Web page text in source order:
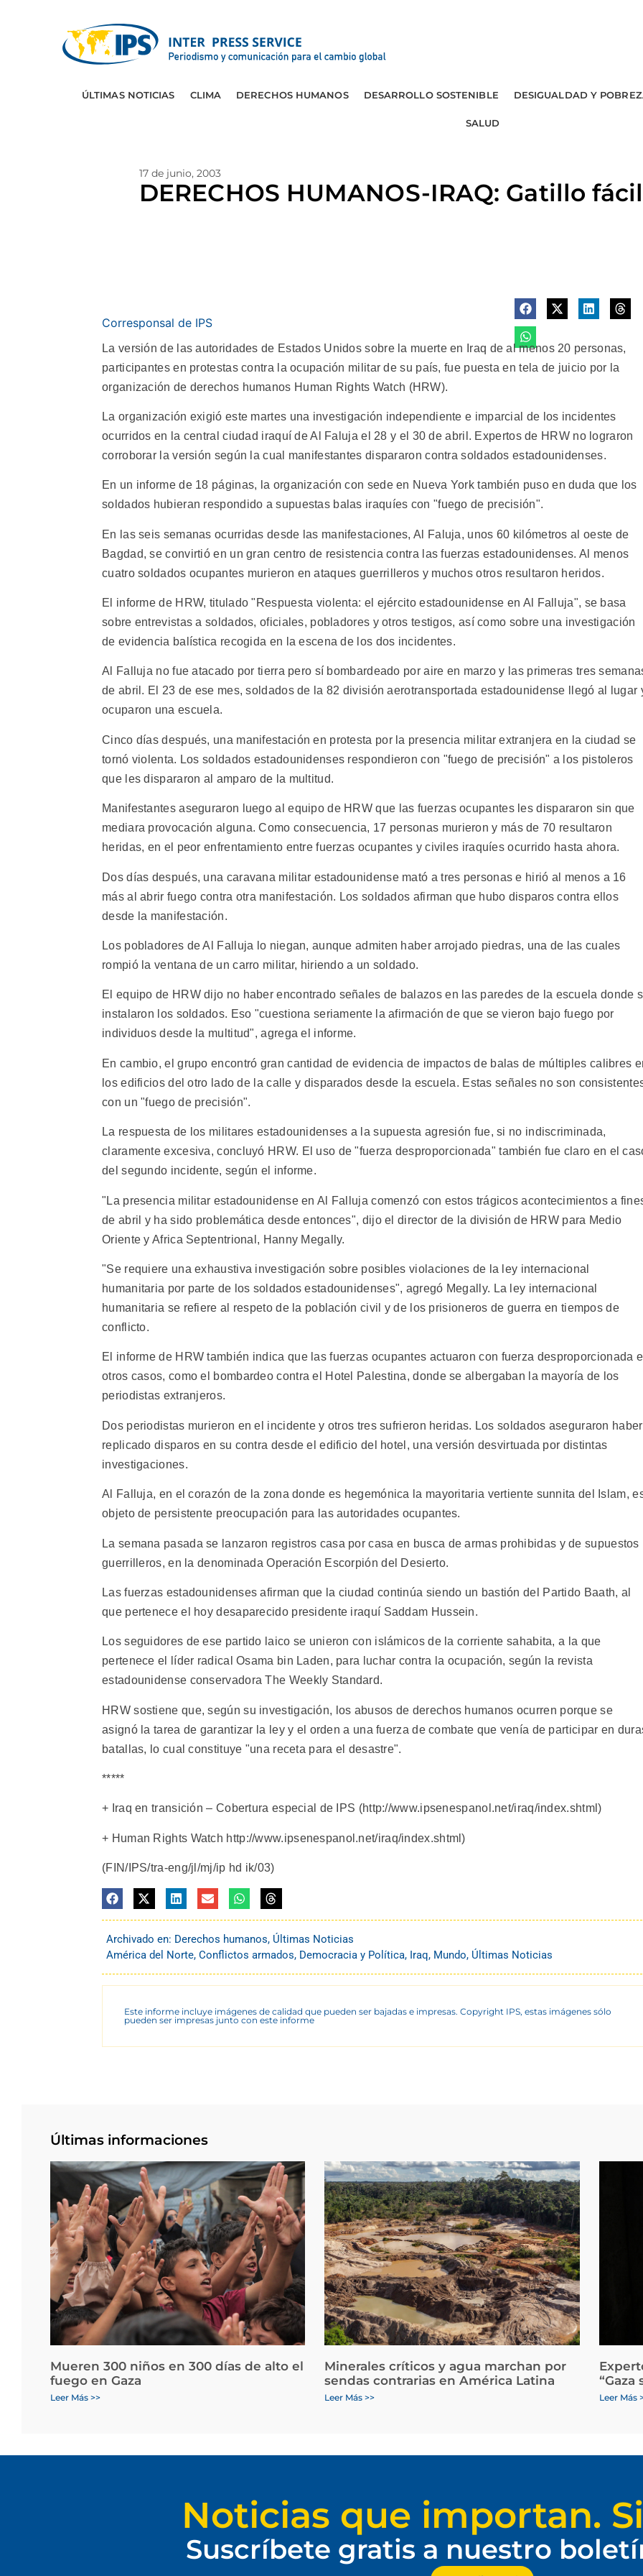
ÚLTIMAS NOTICIAS CLIMA DERECHOS HUMANOS DESARROLLO SOSTENIBLE DESIGUALDAD Y
SALUD
17 de junio, 2003
DERECHOS HUMANOS-IRAQ: Gatillo fácil
Corresponsal de IPS
La versión de las autoridades de Estados Unidos sobre la muerte en Iraq de al menos 20 personas,
participantes en protestas contra la ocupación militar de su país, fue puesta en tela de juicio por la
organización de derechos humanos Human Rights Watch (HRW).
La organización exigió este martes una investigación independiente e imparcial de los incidentes
ocurridos en la central ciudad iraquí de Al Faluja el 28 y el 30 de abril. Expertos de HRW no lograron
corroborar la versión según la cual manifestantes dispararon contra soldados estadounidenses.
En un informe de 18 páginas, la organización con sede en Nueva York también puso en duda que los
soldados hubieran respondido a supuestas balas iraquíes con "fuego de precisión".
En las seis semanas ocurridas desde las manifestaciones, Al Faluja, unos 60 kilómetros al oeste de
Bagdad, se convirtió en un gran centro de resistencia contra las fuerzas estadounidenses. Al menos
cuatro soldados ocupantes murieron en ataques guerrilleros y muchos otros resultaron heridos.
El informe de HRW, titulado "Respuesta violenta: el ejército estadounidense en Al Falluja", se basa
sobre entrevistas a soldados, oficiales, pobladores y otros testigos, así como sobre una investigación
de evidencia balística recogida en la escena de los dos incidentes.
Al Falluja no fue atacado por tierra pero sí bombardeado por aire en marzo y las primeras tres
de abril. El 23 de ese mes, soldados de la 82 división aerotransportada estadounidense llegó al lugar
ocuparon una escuela.
Cinco días después, una manifestación en protesta por la presencia militar extranjera en la ciudad se
tornó violenta. Los soldados estadounidenses respondieron con "fuego de precisión" a los pistoleros
que les dispararon al amparo de la multitud.
Manifestantes aseguraron luego al equipo de HRW que las fuerzas ocupantes les dispararon sin que
mediara provocación alguna. Como consecuencia, 17 personas murieron y más de 70 resultaron
heridas, en el peor enfrentamiento entre fuerzas ocupantes y civiles iraquíes ocurrido hasta ahora.
Dos días después, una caravana militar estadounidense mató a tres personas e hirió al menos a 16
más al abrir fuego contra otra manifestación. Los soldados afirman que hubo disparos contra ellos
desde la manifestación.
Los pobladores de Al Falluja lo niegan, aunque admiten haber arrojado piedras, una de las cuales
rompió la ventana de un carro militar, hiriendo a un soldado.
El equipo de HRW dijo no haber encontrado señales de balazos en las paredes de la escuela donde
instalaron los soldados. Eso "cuestiona seriamente la afirmación de que se vieron bajo fuego por
individuos desde la multitud", agrega el informe.
En cambio, el grupo encontró gran cantidad de evidencia de impactos de balas de múltiples calibres
los edificios del otro lado de la calle y disparados desde la escuela. Estas señales no son
con un "fuego de precisión".
La respuesta de los militares estadounidenses a la supuesta agresión fue, si no indiscriminada,
claramente excesiva, concluyó HRW. El uso de "fuerza desproporcionada" también fue claro en el
del segundo incidente, según el informe.
"La presencia militar estadounidense en Al Falluja comenzó con estos trágicos acontecimientos a
de abril y ha sido problemática desde entonces", dijo el director de la división de HRW para Medio
Oriente y Africa Septentrional, Hanny Megally.
"Se requiere una exhaustiva investigación sobre posibles violaciones de la ley internacional
humanitaria por parte de los soldados estadounidenses", agregó Megally. La ley internacional
humanitaria se refiere al respeto de la población civil y de los prisioneros de guerra en tiempos de
conflicto.
El informe de HRW también indica que las fuerzas ocupantes actuaron con fuerza desproporcionada
otros casos, como el bombardeo contra el Hotel Palestina, donde se albergaban la mayoría de los
periodistas extranjeros.
Dos periodistas murieron en el incidente y otros tres sufrieron heridas. Los soldados aseguraron haber
replicado disparos en su contra desde el edificio del hotel, una versión desvirtuada por distintas
investigaciones.
Al Falluja, en el corazón de la zona donde es hegemónica la mayoritaria vertiente sunnita del Islam,
objeto de persistente preocupación para las autoridades ocupantes.
La semana pasada se lanzaron registros casa por casa en busca de armas prohibidas y de supuestos
guerrilleros, en la denominada Operación Escorpión del Desierto.
Las fuerzas estadounidenses afirman que la ciudad continúa siendo un bastión del Partido Baath, al
que pertenece el hoy desaparecido presidente iraquí Saddam Hussein.
Los seguidores de ese partido laico se unieron con islámicos de la corriente sahabita, a la que
pertenece el líder radical Osama bin Laden, para luchar contra la ocupación, según la revista
estadounidense conservadora The Weekly Standard.
HRW sostiene que, según su investigación, los abusos de derechos humanos ocurren porque se
asignó la tarea de garantizar la ley y el orden a una fuerza de combate que venía de participar en
batallas, lo cual constituye "una receta para el desastre".
*****
+ Iraq en transición – Cobertura especial de IPS (http://www.ipsenespanol.net/iraq/index.shtml)
+ Human Rights Watch http://www.ipsenespanol.net/iraq/index.shtml)
(FIN/IPS/tra-eng/jl/mj/ip hd ik/03)
Archivado en: Derechos humanos, Últimas Noticias
América del Norte, Conflictos armados, Democracia y Política, Iraq, Mundo, Últimas Noticias
Este informe incluye imágenes de calidad que pueden ser bajadas e impresas. Copyright IPS, estas imágenes sólo
pueden ser impresas junto con este informe
Últimas informaciones
Mueren 300 niños en 300 días de alto el
fuego en Gaza
Leer Más >>
Minerales críticos y agua marchan por
sendas contrarias en América Latina
Leer Más >>
“Gaza
Leer Más
Noticias que importan.
Suscríbete gratis a nuestro